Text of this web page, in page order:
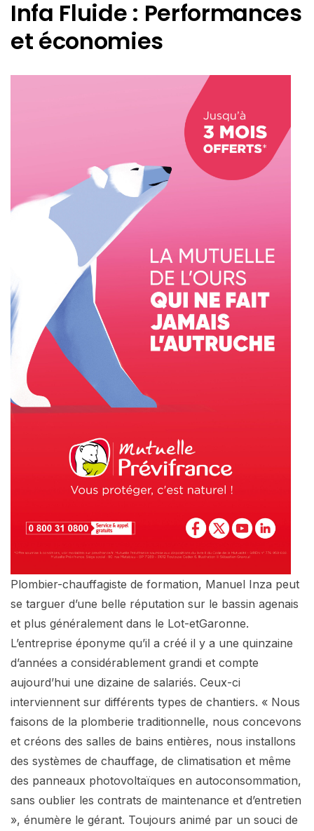
Infa Fluide : Performances
et économies
Plombier-chauffagiste de formation, Manuel Inza peut
se targuer d’une belle réputation sur le bassin agenais
et plus généralement dans le Lot-etGaronne.
L’entreprise éponyme qu’il a créé il y a une quinzaine
d’années a considérablement grandi et compte
aujourd’hui une dizaine de salariés. Ceux-ci
interviennent sur différents types de chantiers. « Nous
faisons de la plomberie traditionnelle, nous concevons
et créons des salles de bains entières, nous installons
des systèmes de chauffage, de climatisation et même
des panneaux photovoltaïques en autoconsommation,
sans oublier les contrats de maintenance et d’entretien
», énumère le gérant. Toujours animé par un souci de